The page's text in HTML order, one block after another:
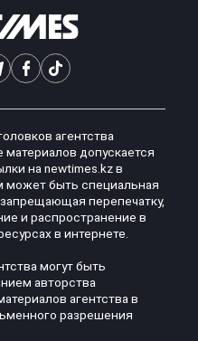
агентства
допускается
на newtimes.kz в
может быть специальная
перепечатку,
и распространение в
в интернете.
могут быть
авторства
агентства в
разрешения